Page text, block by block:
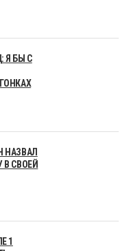
Я БЫ С
НАЗВАЛ
В СВОЕЙ
1